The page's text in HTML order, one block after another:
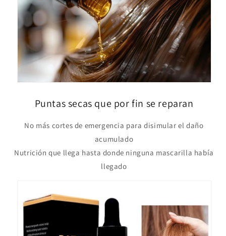
Puntas secas que por fin se reparan
No más cortes de emergencia para disimular el daño
acumulado
Nutrición que llega hasta donde ninguna mascarilla había
llegado